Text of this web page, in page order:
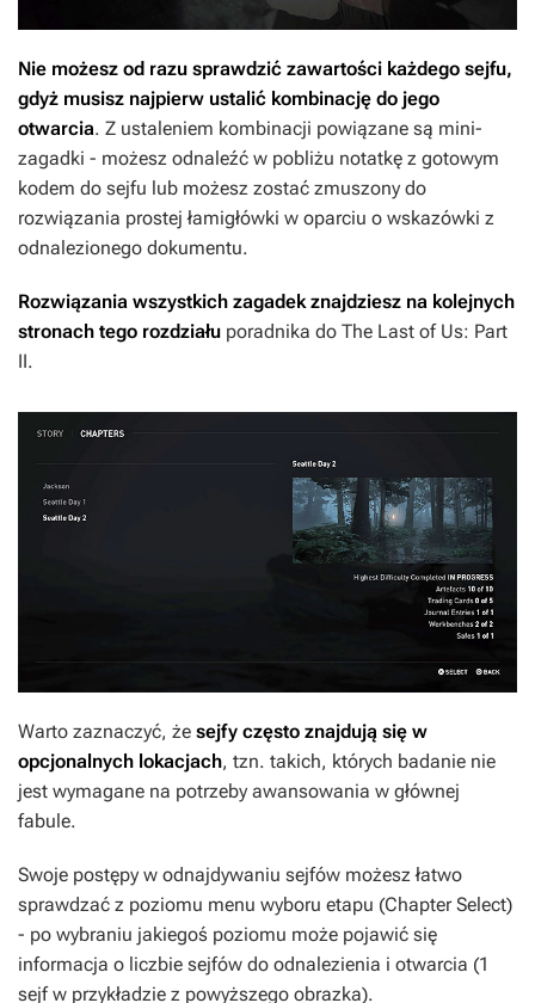
Nie możesz od razu sprawdzić zawartości każdego sejfu,
gdyż musisz najpierw ustalić kombinację do jego
otwarcia. Z ustaleniem kombinacji powiązane są mini-
zagadki - możesz odnaleźć w pobliżu notatkę z gotowym
kodem do sejfu lub możesz zostać zmuszony do
rozwiązania prostej łamigłówki w oparciu o wskazówki z
odnalezionego dokumentu.
Rozwiązania wszystkich zagadek znajdziesz na kolejnych
stronach tego rozdziału poradnika do The Last of Us: Part
II.
Warto zaznaczyć, że sejfy często znajdują się w
opcjonalnych lokacjach, tzn. takich, których badanie nie
jest wymagane na potrzeby awansowania w głównej
fabule.
Swoje postępy w odnajdywaniu sejfów możesz łatwo
sprawdzać z poziomu menu wyboru etapu (Chapter Select)
- po wybraniu jakiegoś poziomu może pojawić się
informacja o liczbie sejfów do odnalezienia i otwarcia (1
sejf w przykładzie z powyższego obrazka).